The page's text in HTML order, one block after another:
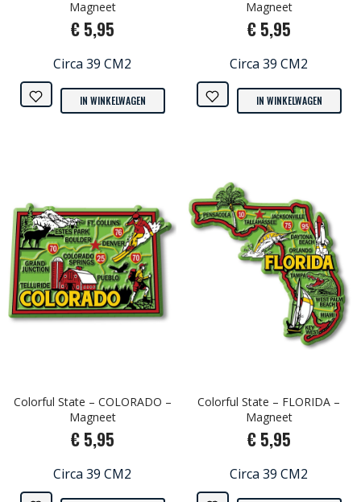
Magneet
€ 5,95
Circa 39 CM2
IN WINKELWAGEN
Magneet
€ 5,95
Circa 39 CM2
IN WINKELWAGEN
Colorful State – COLORADO –
Magneet
€ 5,95
Circa 39 CM2
Colorful State – FLORIDA –
Magneet
€ 5,95
Circa 39 CM2